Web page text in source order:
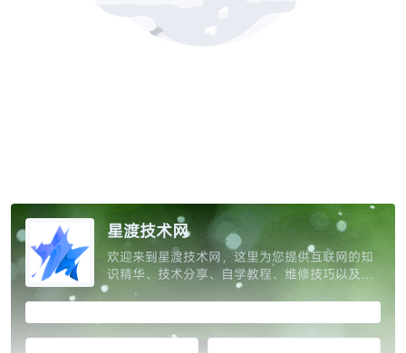
星渡技术网
欢迎来到星渡技术网，这里为您提供互联网的知
识精华、技术分享、自学教程、维修技巧以及网
站源码和设计素材的精选，让您开启知识的大
质资源提升效率。